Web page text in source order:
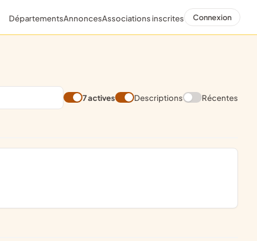
DépartementsAnnoncesAssociations inscrites Connexion
7 actives Descriptions Récentes